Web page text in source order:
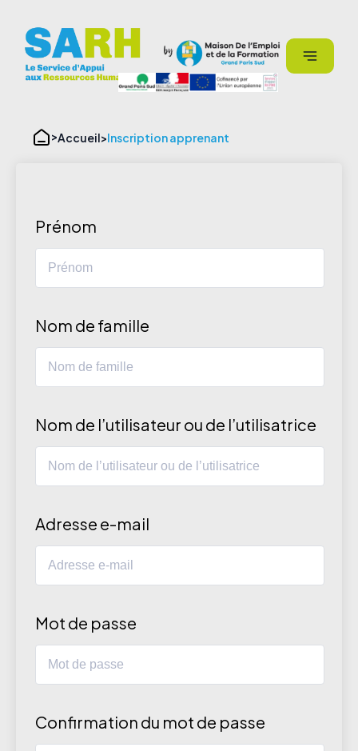
contenu
Accueil Inscription apprenant
Prénom
Nom de famille
Nom de l’utilisateur ou de l’utilisatrice
Adresse e-mail
Mot de passe
Confirmation du mot de passe